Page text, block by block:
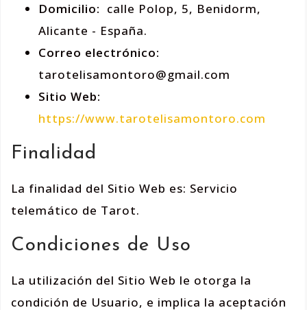
Domicilio: calle Polop, 5, Benidorm,
Alicante - España.
Correo electrónico:
tarotelisamontoro@gmail.com
Sitio Web:
https://www.tarotelisamontoro.com
Finalidad
La finalidad del Sitio Web es: Servicio
telemático de Tarot.
Condiciones de Uso
La utilización del Sitio Web le otorga la
condición de Usuario, e implica la aceptación